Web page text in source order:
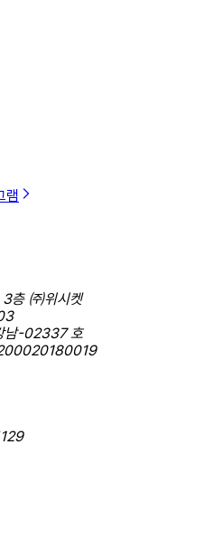
램
3층 ㈜위시켓
남-02337 호